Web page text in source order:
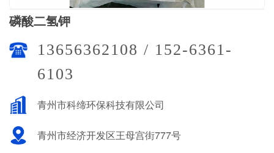
磷酸二氢钾
13656362108 / 152-6361-
6103
青州市科缔环保科技有限公司
青州市经济开发区王母宫街777号